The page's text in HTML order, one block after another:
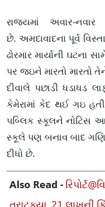
રાજ્યમાં અવાર-
છે. અમદાવાદના પૂર્વ
ઢોરમાર માર્યાની ઘટના
પર જઇને મારતો મારતો
દીવાલે પછાડી ધડાધડ
કેમેરામાં કેદ થઈ ગઇ
પબ્લિક સ્કૂલને નોટિસ
સ્કૂલે પણ બનાવ બાદ
દીધો છે.
Also Read -